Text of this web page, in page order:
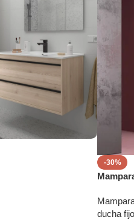
-30%
ducha fijo